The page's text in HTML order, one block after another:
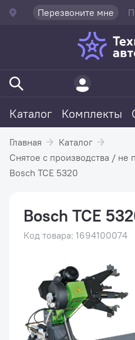
Перезвоните мне
Каталог Комплекты
Главная
Каталог
Снятое с производства / не
Bosch TCE 5320
Bosch TCE
Код товара: 1694100074